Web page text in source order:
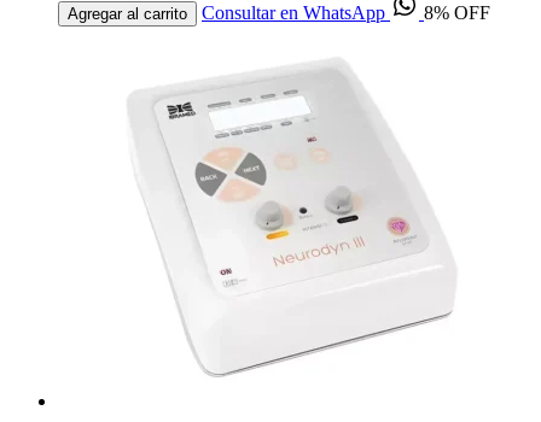
Agregar al carrito Consultar en WhatsApp 8% OFF